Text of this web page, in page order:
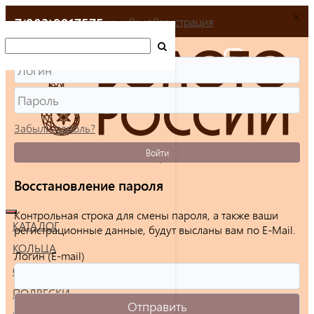
+7(903)9917575
КАТАЛОГ
КОЛЬЦА
СЕРЬГИ
ПОДВЕСКИ
ВходРегистрация
Забыли пароль?
Войти
Восстановление пароля
Контрольная строка для смены пароля, а также ваши
регистрационные данные, будут высланы вам по E-Mail.
Логин (E-mail)